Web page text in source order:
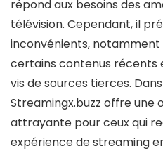
répond aux besoins des
télévision. Cependant, il
inconvénients,
certains contenus récents
vis de sources tierces.
Streamingx.buzz offre une
attrayante pour ceux qui
expérience de streaming